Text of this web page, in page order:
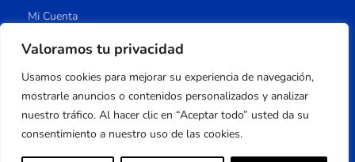
Valoramos tu privacidad
Usamos cookies para mejorar su experiencia de navegación,
mostrarle anuncios o contenidos personalizados y analizar
nuestro tráfico. Al hacer clic en “Aceptar todo” usted da su
consentimiento a nuestro uso de las cookies.
Mi Cuenta
Carrito
Lista De Deseos